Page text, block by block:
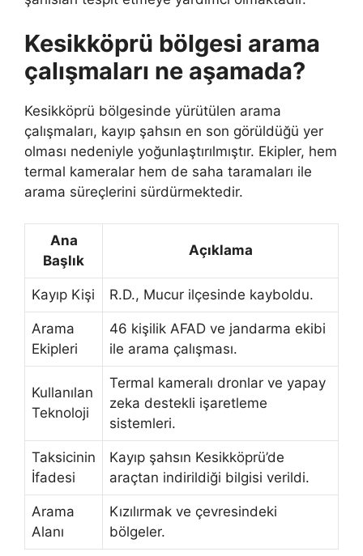
Kesikköprü bölgesi arama
çalışmaları ne aşamada?
Kesikköprü bölgesinde yürütülen arama
çalışmaları, kayıp şahsın en son görüldüğü yer
olması nedeniyle yoğunlaştırılmıştır. Ekipler, hem
termal kameralar hem de saha taramaları ile
arama süreçlerini sürdürmektedir.
Ana
Başlık
Açıklama
Kayıp Kişi R.D., Mucur ilçesinde kayboldu.
Arama
Ekipleri
46 kişilik AFAD ve jandarma ekibi
ile arama çalışması.
Kullanılan
Teknoloji
Termal kameralı dronlar ve yapay
zeka destekli işaretleme
sistemleri.
Taksicinin
İfadesi
Kayıp şahsın Kesikköprü’de
araçtan indirildiği bilgisi verildi.
Arama
Alanı
Kızılırmak ve çevresindeki
bölgeler.